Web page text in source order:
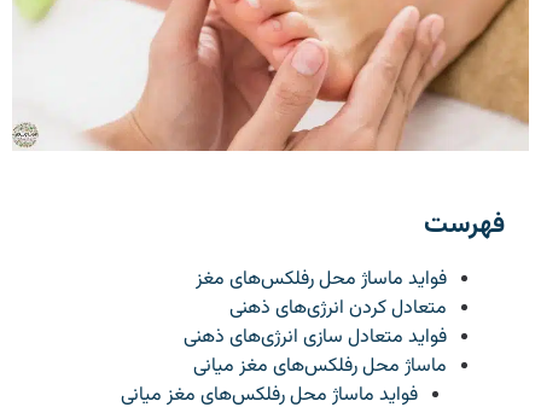
فهرست
فواید ماساژ محل رفلکس‌های مغز
متعادل کردن انرژی‌های ذهنی
فواید متعادل سازی انرژی‌های ذهنی
ماساژ محل رفلکس‌های مغز میانی
فواید ماساژ محل رفلکس‌های مغز میانی